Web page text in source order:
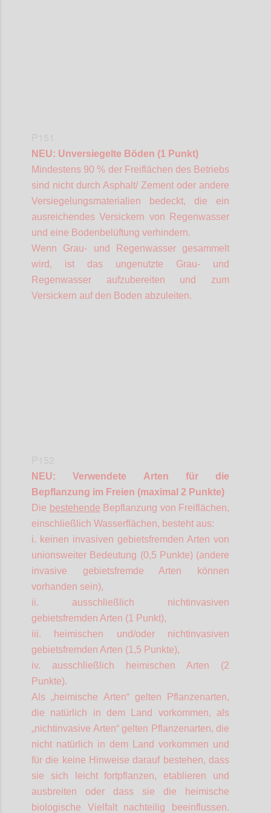
NEU: Unversiegelte Böden (1 Punkt)
Mindestens 90 % der Freiflächen des Betriebs
sind nicht durch Asphalt/ Zement oder andere
Versiegelungsmaterialien bedeckt, die ein
ausreichendes Versickern von Regenwasser
und eine Bodenbelüftung verhindern.
Wenn Grau- und Regenwasser gesammelt
wird, ist das ungenutzte Grau- und
Regenwasser aufzubereiten und zum
Versickern auf den Boden abzuleiten.
NEU: Verwendete Arten für die
Bepflanzung im Freien (maximal 2 Punkte)
Die bestehende Bepflanzung von Freiflächen,
einschließlich Wasserflächen, besteht aus:
i. keinen invasiven gebietsfremden Arten von
unionsweiter Bedeutung (0,5 Punkte) (andere
invasive gebietsfremde Arten können
vorhanden sein),
ii. ausschließlich nichtinvasiven
gebietsfremden Arten (1 Punkt),
iii. heimischen und/oder nichtinvasiven
gebietsfremden Arten (1,5 Punkte),
iv. ausschließlich heimischen Arten (2
Punkte).
Als „heimische Arten“ gelten Pflanzenarten,
die natürlich in dem Land vorkommen, als
„nichtinvasive Arten“ gelten Pflanzenarten, die
nicht natürlich in dem Land vorkommen und
für die keine Hinweise darauf bestehen, dass
sie sich leicht fortpflanzen, etablieren und
ausbreiten oder dass sie die heimische
biologische Vielfalt nachteilig beeinflussen.